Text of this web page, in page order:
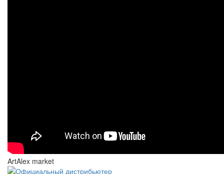
ArtAlex market